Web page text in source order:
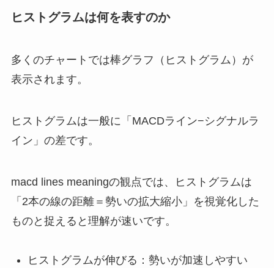
ヒストグラムは何を表すのか
多くのチャートでは棒グラフ（ヒストグラム）が
表示されます。
ヒストグラムは一般に「MACDライン−シグナルラ
イン」の差です。
macd lines meaningの観点では、ヒストグラムは
「2本の線の距離＝勢いの拡大縮小」を視覚化した
ものと捉えると理解が速いです。
ヒストグラムが伸びる：勢いが加速しやすい